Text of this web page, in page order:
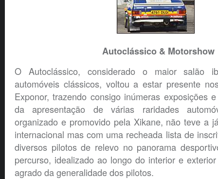
Autoclássico & Motorshow
O Autoclássico, considerado o maior salão
automóveis clássicos, voltou a estar presente
Exponor, trazendo consigo inúmeras exposições
da apresentação de várias raridades
organizado e promovido pela Xikane, não teve a
internacional mas com uma recheada lista de
diversos pilotos de relevo no panorama
percurso, idealizado ao longo do interior e
agrado da generalidade dos pilotos.